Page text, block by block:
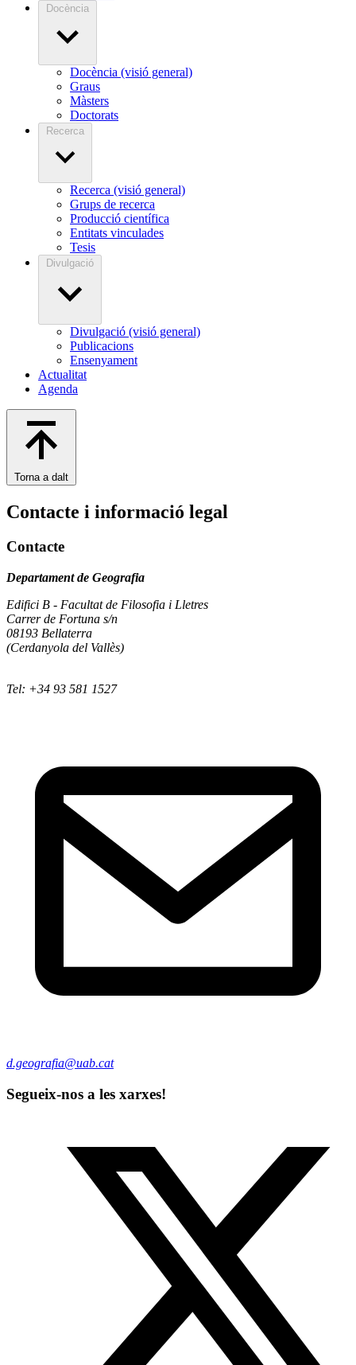
Docència
Docència (visió general)
Graus
Màsters
Doctorats
Recerca
Recerca (visió general)
Grups de recerca
Producció científica
Entitats vinculades
Tesis
Divulgació
Divulgació (visió general)
Publicacions
Ensenyament
Actualitat
Agenda
Torna a dalt
Contacte i informació legal
Contacte
Departament de Geografia
Edifici B - Facultat de Filosofia i Lletres
Carrer de Fortuna s/n
08193 Bellaterra
(Cerdanyola del Vallès)
Tel: +34 93 581 1527
d.geografia@uab.cat
Segueix-nos a les xarxes!